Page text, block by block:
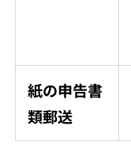
紙の申告書
類郵送